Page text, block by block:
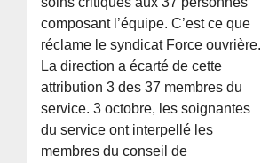
composant l’équipe. C’est ce que
réclame le syndicat Force ouvrière.
La direction a écarté de cette
attribution 3 des 37 membres du
service. 3 octobre, les soignantes
du service ont interpellé les
membres du conseil de